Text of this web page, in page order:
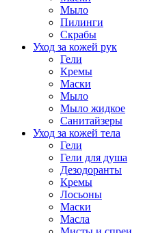
Мыло
Пилинги
Скрабы
Уход за кожей рук
Гели
Кремы
Маски
Мыло
Мыло жидкое
Санитайзеры
Уход за кожей тела
Гели
Гели для душа
Дезодоранты
Кремы
Лосьоны
Маски
Масла